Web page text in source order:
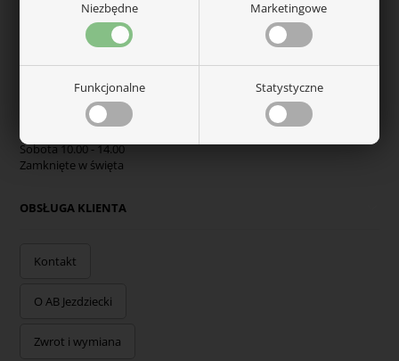
Niezbędne Marketingowe
Funkcjonalne Statystyczne
Tel. +45 60485584
Nr. VAT: DK35391584
GODZINY OTWARCIA SKLEPU
Sobota 10.00 - 14.00
Zamknięte w święta
OBSŁUGA KLIENTA
Kontakt
O AB Jezdziecki
Zwrot i wymiana